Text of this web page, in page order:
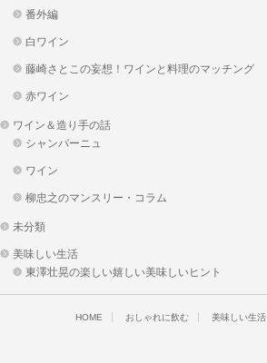
番外編
白ワイン
藤崎さとこの妄想！ワインと料理のマッチング
赤ワイン
ワイン＆造り手の話
シャンパーニュ
ワイン
柳忠之のマンスリー・コラム
未分類
美味しい生活
東澤壮晃の楽しい嬉しい美味しいヒント
HOME おしゃれに飲む 美味しい生活